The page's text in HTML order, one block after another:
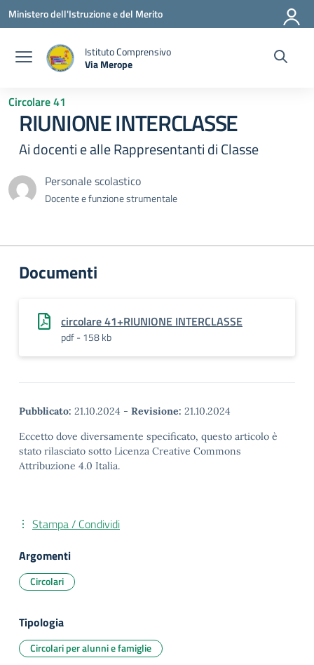
Vai ai contenuti
Vai al menu di navigazione
Vai al footer
Ministero dell'Istruzione e del Merito
Istituto Comprensivo
Via Merope
Circolare 41
RIUNIONE INTERCLASSE
Ai docenti e alle Rappresentanti di Classe
Personale scolastico
Docente e funzione strumentale
Documenti
circolare 41+RIUNIONE INTERCLASSE
pdf - 158 kb
Pubblicato: 21.10.2024 - Revisione: 21.10.2024
Eccetto dove diversamente specificato, questo articolo è
stato rilasciato sotto Licenza Creative Commons
Attribuzione 4.0 Italia.
Stampa / Condividi
Argomenti
Circolari
Tipologia
Circolari per alunni e famiglie